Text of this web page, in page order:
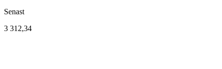
Senast
3 312,34